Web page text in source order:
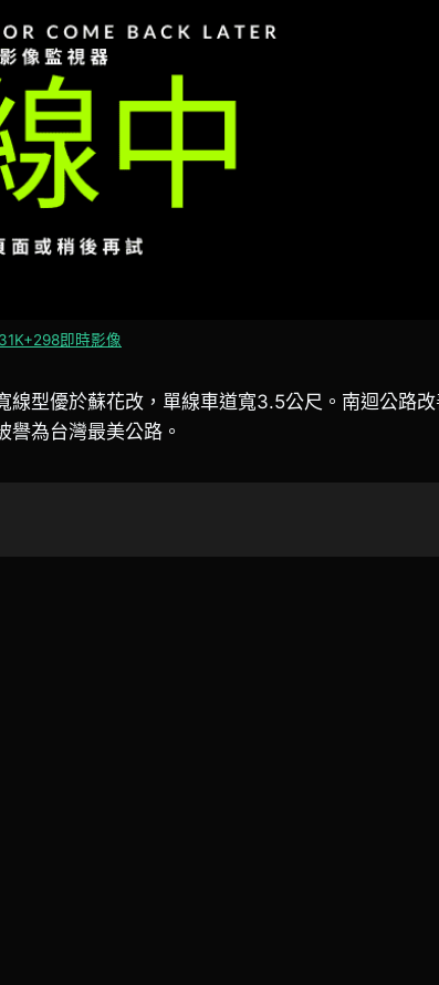
即時影像
型優於蘇花改，單線車道寬3.5公尺。南迴公路
為台灣最美公路。